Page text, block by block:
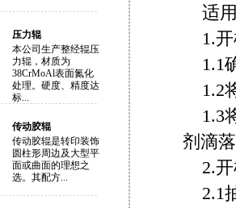
压力辊
本公司生产整经辊压
力辊，材质为
38CrMoAl表面氮化
处理。硬度、精度达
标...
传动胶辊
传动胶辊是转印装饰
圆柱形周边及大型平
面或曲面的理想之
选。其配方...
适
1.
1.1
1.2
1.3
剂滴
2.
2.1